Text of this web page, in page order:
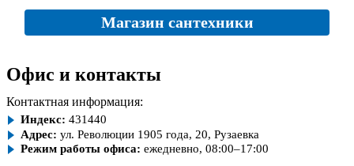
Магазин сантехники
Офис и контакты
Контактная информация:
Индекс: 431440
Адрес: ул. Революции 1905 года, 20, Рузаевка
Режим работы офиса: ежедневно, 08:00–17:00